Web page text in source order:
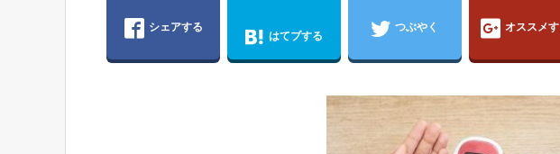
シェアする
はてブする
つぶやく オススメ